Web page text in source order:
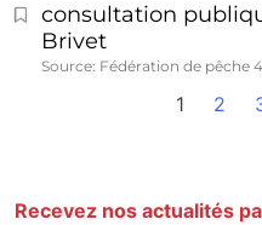
consultation
Brivet
Source: Fédération de pêche
1 2
Recevez nos actualités